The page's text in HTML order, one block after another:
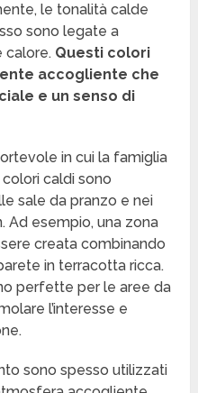
le tonalità calde
sono legate a
calore. Questi colori
accogliente che
e un senso di
in cui la famiglia
colori caldi sono
sale da pranzo e nei
Ad esempio, una zona
creata combinando
in terracotta ricca.
perfette per le aree da
l’interesse e
sono spesso utilizzati